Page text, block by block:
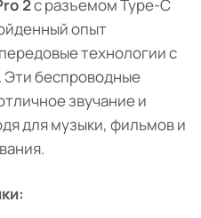
2с разъемом Type-C
опыт
технологии с
Эти беспроводные
звучание и
для музыки, фильмов и